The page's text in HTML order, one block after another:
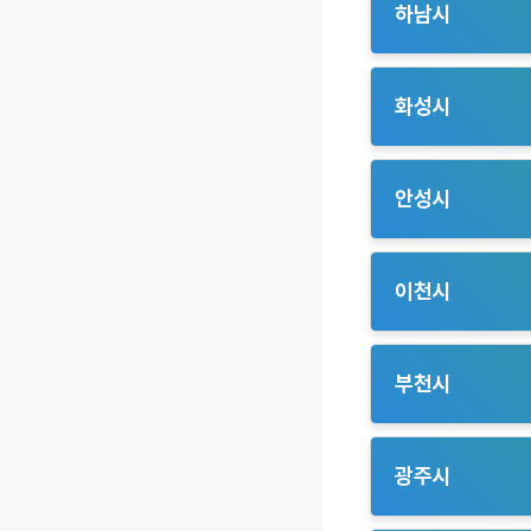
노선으로 주요 역
하남시
– 하남 위례지구
연결성을 제공합니
화성시
– 동탄 신도시(13
상업지구를 연결합
– 봉담읍(13인승
운영됩니다.
– 남양읍, 마도면
산업단지 근로자
안성시
– 공도읍(13인승
공도읍 내 농촌 지
수단 역할을 합니
– 보개면(13인승
있도록 설계되었
– 금광면(13인승
이천시
– 시내권(13인승
대중교통이 효과
– 장호원읍(13인
이동과 물류 수송
주민 만족도가 높습
– 율면(13인승 운
부천시
– 옥길동,범박동
부족했던 상황을
– 고강본동,고강1
광주시